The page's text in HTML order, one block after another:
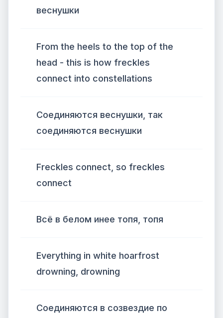
веснушки
From the heels to the top of the
head - this is how freckles
connect into constellations
Соединяются веснушки, так
соединяются веснушки
Freckles connect, so freckles
connect
Всё в белом инее топя, топя
Everything in white hoarfrost
drowning, drowning
Соединяются в созвездие по